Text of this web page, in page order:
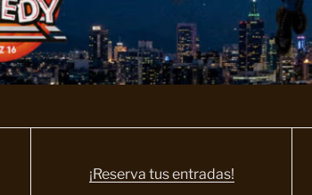
¡Reserva tus entradas!